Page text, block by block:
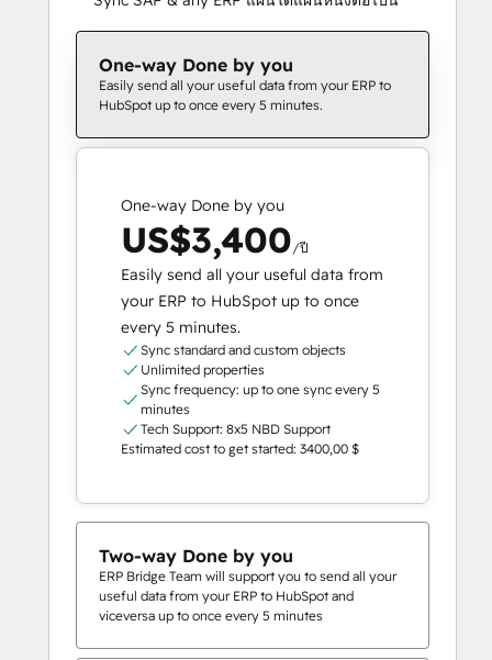
One-way Done by you
Easily send all your useful data from your ERP to
HubSpot up to once every 5 minutes.
One-way Done by you
US$3,400/ปี
Easily send all your useful data from
your ERP to HubSpot up to once
every 5 minutes.
Sync standard and custom objects
Unlimited properties
Sync frequency: up to one sync every 5
minutes
Tech Support: 8x5 NBD Support
Estimated cost to get started: 3400,00 $
Two-way Done by you
ERP Bridge Team will support you to send all your
useful data from your ERP to HubSpot and
viceversa up to once every 5 minutes